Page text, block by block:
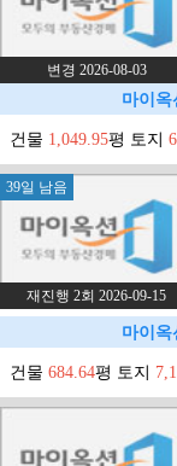
변경 2026-08-03
마이
건물 1,049.95평 토지
39일 남음
재진행 2회 2026-09-15
마이
건물 684.64평 토지